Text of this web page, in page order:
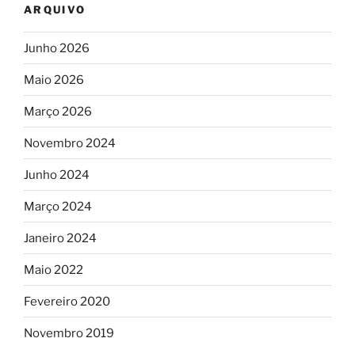
ARQUIVO
Junho 2026
Maio 2026
Março 2026
Novembro 2024
Junho 2024
Março 2024
Janeiro 2024
Maio 2022
Fevereiro 2020
Novembro 2019